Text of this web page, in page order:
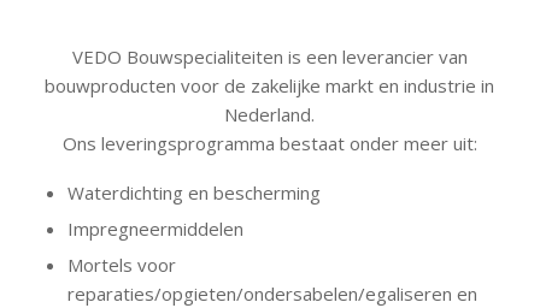
VEDO Bouwspecialiteiten is een leverancier van
bouwproducten voor de zakelijke markt en industrie in
Nederland.
Ons leveringsprogramma bestaat onder meer uit:
Waterdichting en bescherming
Impregneermiddelen
Mortels voor
reparaties/opgieten/ondersabelen/egaliseren en